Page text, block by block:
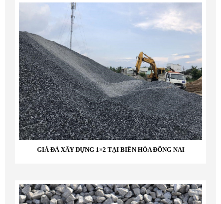
GIÁ ĐÁ XÂY DỰNG 1×2 TẠI BIÊN HÒA ĐỒNG NAI